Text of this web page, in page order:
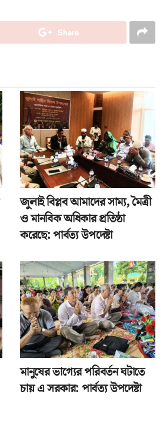
Share
জুলাই বিপ্লব আমাদের সাম্য, মৈত্রী
ও মানবিক অধিকার প্রতিষ্ঠা
করেছে: পার্বত্য উপদেষ্টা
মানুষের ভাগ্যের পরিবর্তন ঘটাতে
চায় এ সরকার: পার্বত্য উপদেষ্টা